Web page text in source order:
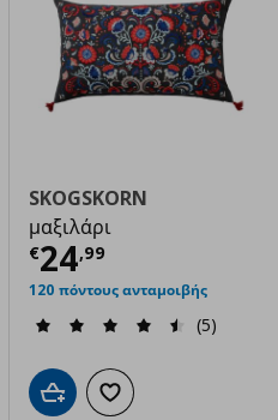
€ 19,99
SKOGSKORN
μαξιλάρι
€24,99
Τρέχουσα
120 πόντους ανταμοιβής
(5)
Προσθήκη στο καλάθι
Προσθήκη στα